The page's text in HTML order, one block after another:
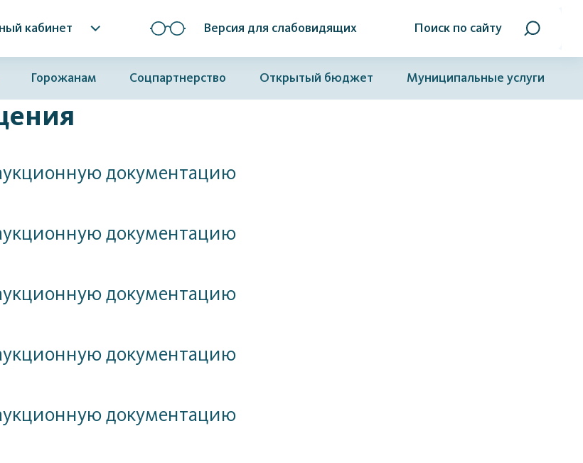
кабинет Версия для слабовидящих Поиск по сайту
Горожанам Соцпартнерство Открытый бюджет Муниципальные услуги
документацию
документацию
документацию
документацию
документацию